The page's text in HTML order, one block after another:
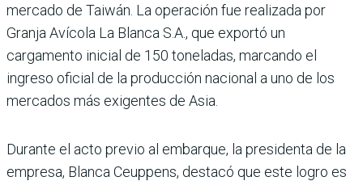
mercado de Taiwán. La operación fue realizada por
Granja Avícola La Blanca S.A., que exportó un
cargamento inicial de 150 toneladas, marcando el
ingreso oficial de la producción nacional a uno de los
mercados más exigentes de Asia.
Durante el acto previo al embarque, la presidenta de la
empresa, Blanca Ceuppens, destacó que este logro es